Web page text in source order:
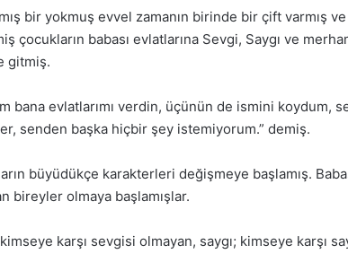
bir yokmuş evvel zamanın birinde bir çift varmış
çocukların babası evlatlarına Sevgi, Saygı ve
gitmiş.
bana evlatlarımı verdin, üçünün de ismini koydum,
senden başka hiçbir şey istemiyorum.” demiş.
büyüdükçe karakterleri değişmeye başlamış.
bireyler olmaya başlamışlar.
karşı sevgisi olmayan, saygı; kimseye karşı